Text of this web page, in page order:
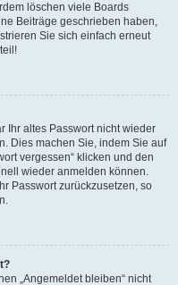
löschen viele Boards
Beiträge geschrieben haben,
Sie sich einfach erneut
Ihr altes Passwort nicht wieder
Dies machen Sie, indem Sie auf
vergessen“ klicken und den
wieder anmelden können.
Passwort zurückzusetzen, so
„Angemeldet bleiben“ nicht